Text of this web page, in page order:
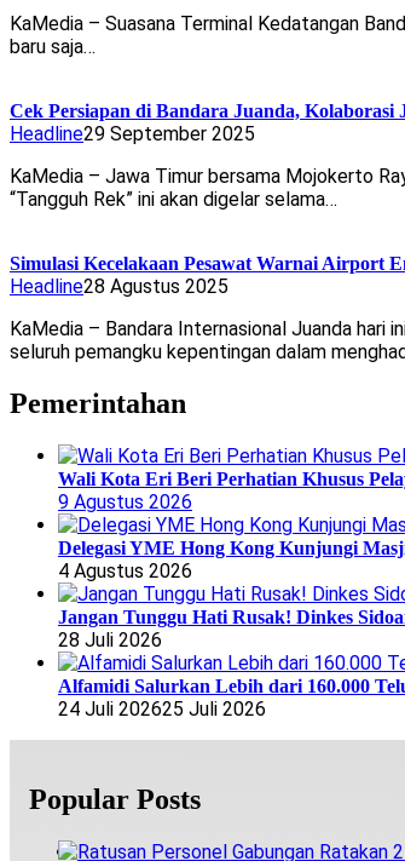
KaMedia – Suasana Terminal Kedatangan
baru saja…
Cek Persiapan di Bandara Juanda,
Headline29 September 2025
KaMedia – Jawa Timur bersama Mojokerto
“Tangguh Rek” ini akan digelar selama…
Simulasi Kecelakaan Pesawat Warnai Airport
Headline28 Agustus 2025
KaMedia – Bandara Internasional Juanda hari
seluruh pemangku kepentingan dalam
Pemerintahan
Wali Kota Eri Beri Perhatian Khusus
9 Agustus 2026
Delegasi YME Hong Kong Kunjungi
4 Agustus 2026
Jangan Tunggu Hati Rusak! Dinkes
28 Juli 2026
Alfamidi Salurkan Lebih dari 160.000
24 Juli 202625 Juli 2026
Popular Posts